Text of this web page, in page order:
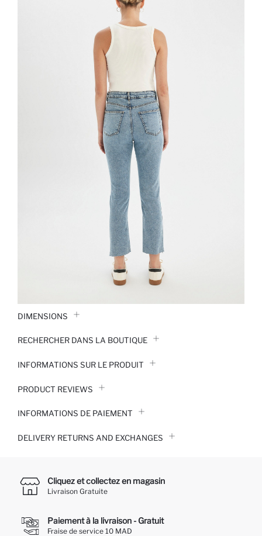
DIMENSIONS
RECHERCHER DANS LA BOUTIQUE
INFORMATIONS SUR LE PRODUIT
PRODUCT REVIEWS
INFORMATIONS DE PAIEMENT
DELIVERY RETURNS AND EXCHANGES
Cliquez et collectez en magasin
Livraison Gratuite
Paiement à la livraison - Gratuit
Fraise de service 10 MAD